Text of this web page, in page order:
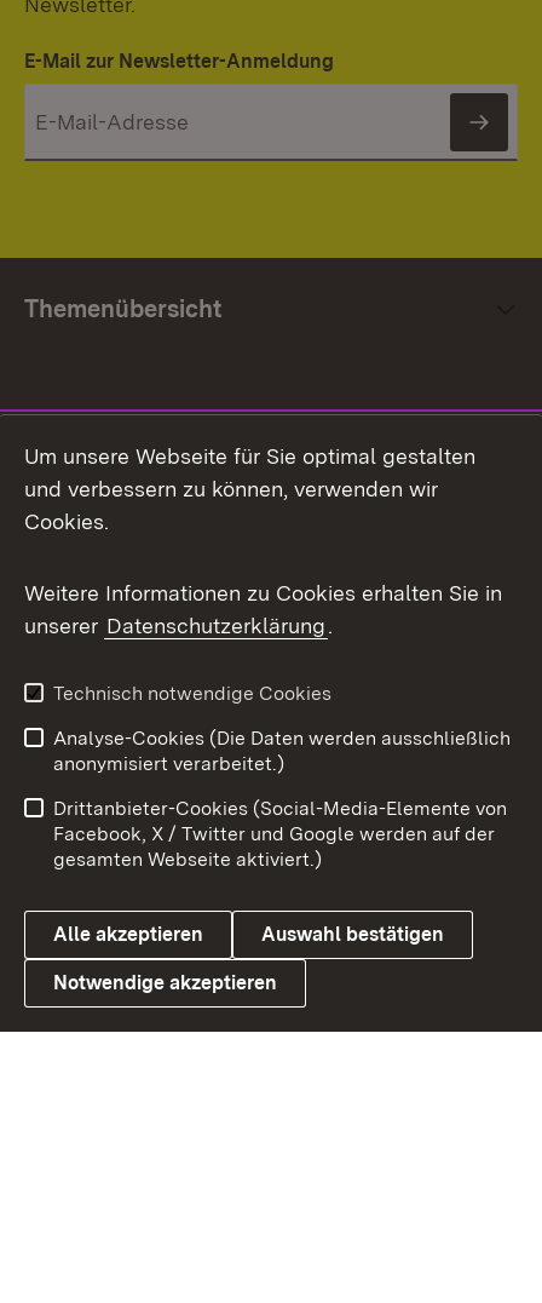
E-Mail zur Newsletter-Anmeldung
Themenübersicht
Facebook
X / Twitter
Youtube
Link zum Landesportal
Impressum
Kontakt
Barrierefreiheit
Datenschutz
Cookies
Um unsere Webseite für Sie optimal gestalten
und verbessern zu können, verwenden wir
Cookies.
Weitere Informationen zu Cookies erhalten Sie in
unserer Datenschutzerklärung.
Technisch notwendige Cookies
Analyse-Cookies (Die Daten werden ausschließlich
anonymisiert verarbeitet.)
Drittanbieter-Cookies (Social-Media-Elemente von
Facebook, X / Twitter und Google werden auf der
gesamten Webseite aktiviert.)
Alle akzeptieren Auswahl bestätigen
Notwendige akzeptieren